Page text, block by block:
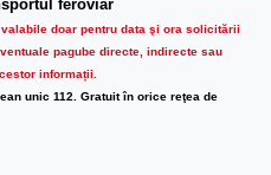
feroviar
doar pentru data şi ora solicitării
pagube directe, indirecte sau
informații.
unic 112. Gratuit în orice reţea de